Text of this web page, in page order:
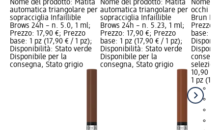
Nome del prodotto: Matita
automatica triangolare per
sopracciglia Infaillible
Brows 24h – n. 5.0, 1 ml;
Prezzo: 17,90 €; Prezzo
base: 1 pz (17,90 € / 1 pz);
Disponibilità: Stato verde
Disponibile per la
consegna, Stato grigio
Nome del prodotto: Matita
automatica triangolare per
sopracciglia Infaillible
Brows 24h – n. 5.23, 1 ml;
Prezzo: 17,90 €; Prezzo
base: 1 pz (17,90 € / 1 pz);
Disponibilità: Stato verde
Disponibile per la
consegna, Stato grigio
Nome
occhi
Brun
Prezzo:
base: 1
10,90 €
1 pz